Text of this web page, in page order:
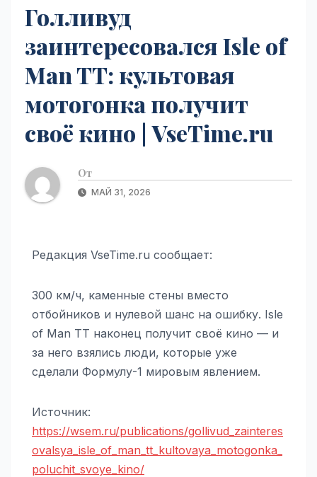
Голливуд
заинтересовался Isle of
Man TT: культовая
мотогонка получит
своё кино | VseTime.ru
От
МАЙ 31, 2026
Редакция VseTime.ru сообщает:
300 км/ч, каменные стены вместо
отбойников и нулевой шанс на ошибку. Isle
of Man TT наконец получит своё кино — и
за него взялись люди, которые уже
сделали Формулу-1 мировым явлением.
Источник:
https://wsem.ru/publications/gollivud_zainteres
ovalsya_isle_of_man_tt_kultovaya_motogonka_
poluchit_svoye_kino/